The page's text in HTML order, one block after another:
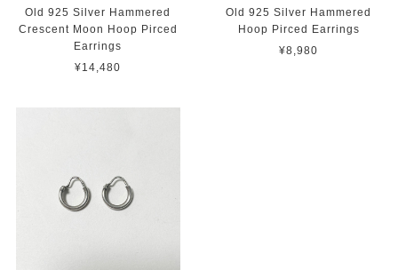
Old 925 Silver Hammered
Crescent Moon Hoop Pirced
Earrings
¥14,480
Old 925 Silver Hammered
Hoop Pirced Earrings
¥8,980